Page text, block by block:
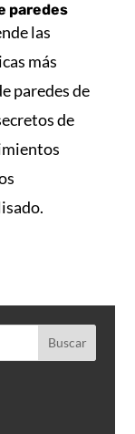
paredes
las
más
paredes de
de